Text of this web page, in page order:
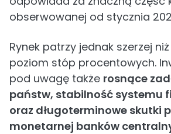
obserwowanej od stycznia
Rynek patrzy jednak szerzej
poziom stóp procentowych.
pod uwagę także rosnące
państw, stabilność systemu
oraz długoterminowe skutki
monetarnej banków